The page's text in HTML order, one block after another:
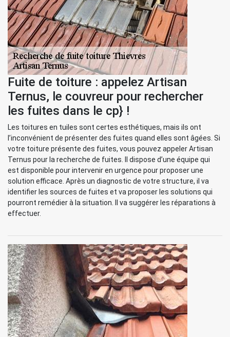
Fuite de toiture : appelez Artisan
Ternus, le couvreur pour rechercher
les fuites dans le cp} !
Les toitures en tuiles sont certes esthétiques, mais ils ont
l’inconvénient de présenter des fuites quand elles sont âgées. Si
votre toiture présente des fuites, vous pouvez appeler Artisan
Ternus pour la recherche de fuites. Il dispose d’une équipe qui
est disponible pour intervenir en urgence pour proposer une
solution efficace. Après un diagnostic de votre structure, il va
identifier les sources de fuites et va proposer les solutions qui
pourront remédier à la situation. Il va suggérer les réparations à
effectuer.